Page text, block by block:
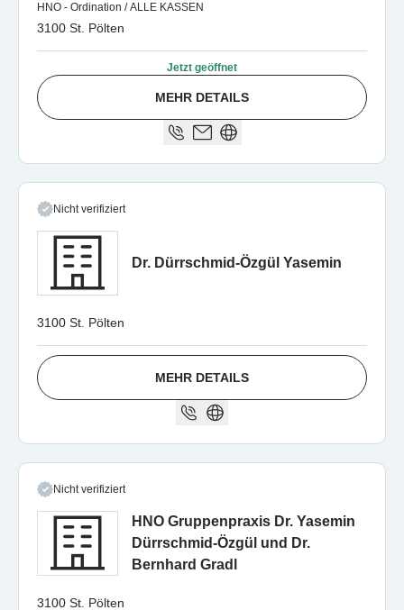
HNO - Ordination / ALLE KASSEN
3100 St. Pölten
Jetzt geöffnet
MEHR DETAILS
Nicht verifiziert
Dr. Dürrschmid-Özgül Yasemin
3100 St. Pölten
MEHR DETAILS
Nicht verifiziert
HNO Gruppenpraxis Dr. Yasemin
Dürrschmid-Özgül und Dr.
Bernhard Gradl
3100 St. Pölten